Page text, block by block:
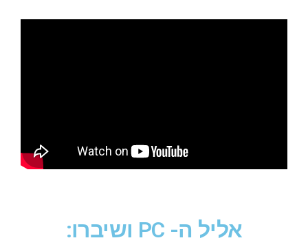
אליל ה- PC ושיברו: